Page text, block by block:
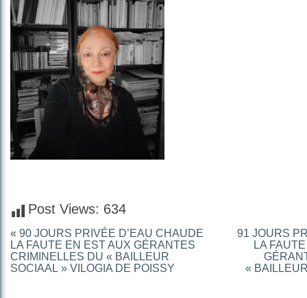
Post Views: 634
« 90 JOURS PRIVÉE D’EAU CHAUDE
LA FAUTE EN EST AUX GÉRANTES
CRIMINELLES DU « BAILLEUR
SOCIAAL » VILOGIA DE POISSY
91 JOURS
LA
«